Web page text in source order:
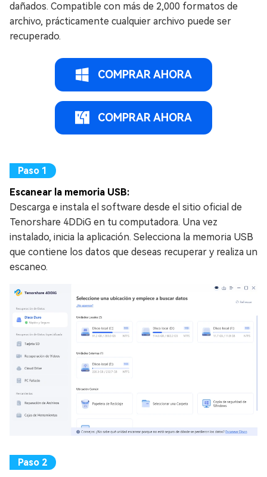
dañados. Compatible con más de 2,000 formatos de
archivo, prácticamente cualquier archivo puede ser
recuperado.
COMPRAR AHORA
COMPRAR AHORA
Escanear la memoria USB:
Descarga e instala el software desde el sitio oficial de
Tenorshare 4DDiG en tu computadora. Una vez
instalado, inicia la aplicación. Selecciona la memoria USB
que contiene los datos que deseas recuperar y realiza un
escaneo.